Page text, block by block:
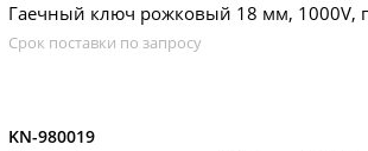
Гаечный ключ рожковый 18 мм, 1000V,
Срок поставки по запросу
KN-980019